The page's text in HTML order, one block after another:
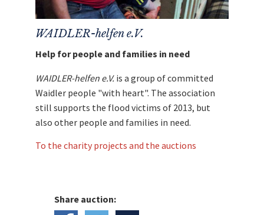
WAIDLER-helfen e.V.
Help for people and families in need
WAIDLER-helfen e.V. is a group of committed
Waidler people "with heart". The association
still supports the flood victims of 2013, but
also other people and families in need.
To the charity projects and the auctions
Share auction: